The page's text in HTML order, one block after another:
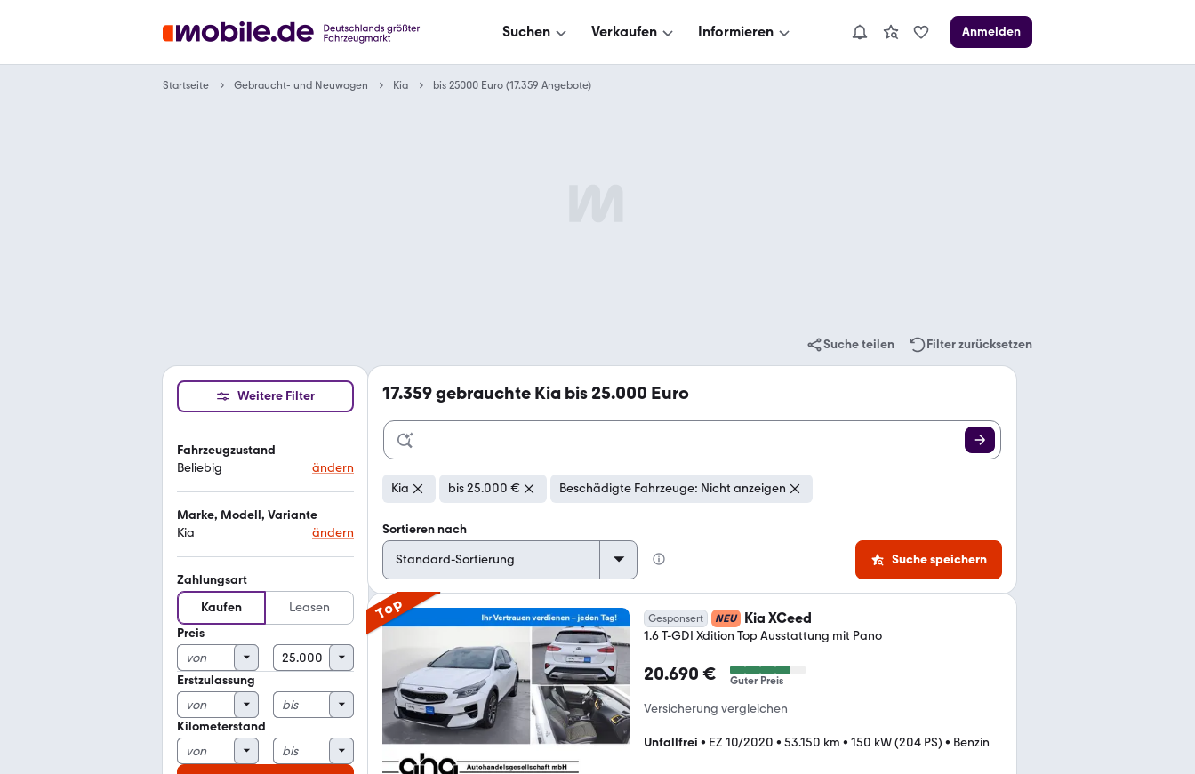
Suchen Verkaufen Informieren Anmelden
Startseite Gebraucht- und Neuwagen Kia bis 25000 Euro (17.359 Angebote)
Suche teilen Filter zurücksetzen
Weitere Filter
Fahrzeugzustand
Beliebig
ändern
Marke, Modell, Variante
Kia
ändern
Zahlungsart
Kaufen
Leasen
Preis
Erstzulassung
Kilometerstand
17.359gebrauchte Kia bis 25.000 Euro
Kia bis 25.000 € Beschädigte Fahrzeuge: Nicht anzeigen
Sortieren nach
Suche speichern
Top Gesponsert NEU Kia XCeed
1.6 T-GDI Xdition Top Ausstattung mit Pano
20.690 € Guter Preis
Versicherung vergleichen
Unfallfrei • EZ 10/2020 • 53.150 km • 150 kW (204 PS) • Benzin